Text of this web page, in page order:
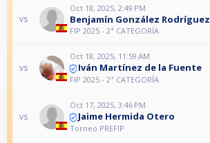
vs
Oct 18, 2025, 2:49 PM
Benjamín González Rodríguez
FIP 2025 - 2ª CATEGORÍA
vs
Oct 18, 2025, 11:59 AM
Iván Martínez de la Fuente
FIP 2025 - 2ª CATEGORÍA
vs
Oct 17, 2025, 3:46 PM
Jaime Hermida Otero
Torneo PREFIP